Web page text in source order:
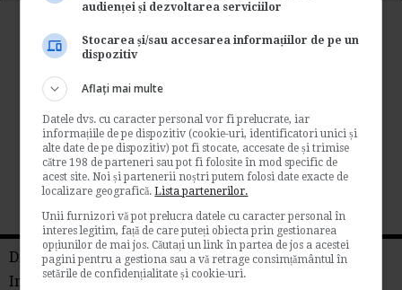
angajatilor
de
obligatoriu pentru profitabilitatea oricarei
companii sau...
Contabilitate si fiscalitate
→Citeste mai departe
Din reteaua RS
Info tva
Fiscalitate Contabilitate
audienței și dezvoltarea serviciilor
Stocarea și/sau accesarea informațiilor de pe un
dispozitiv
Aflați mai multe
Datele dvs. cu caracter personal vor fi prelucrate, iar
informațiile de pe dispozitiv (cookie-uri, identificatori unici și
alte date de pe dispozitiv) pot fi stocate, accesate de și trimise
către 198 de parteneri sau pot fi folosite în mod specific de
acest site. Noi și partenerii noștri putem folosi date exacte de
localizare geografică.Lista partenerilor.
Unii furnizori vă pot prelucra datele cu caracter personal în
interes legitim, față de care puteți obiecta prin gestionarea
opțiunilor de mai jos. Căutați un link în partea de jos a acestei
pagini pentru a gestiona sau a vă retrage consimțământul în
setările de confidențialitate și cookie-uri.